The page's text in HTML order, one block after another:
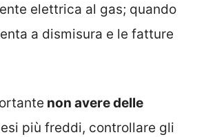
elettrica al gas; quando
a dismisura e le fatture
non avere delle
più freddi, controllare gli